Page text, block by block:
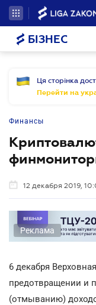
БІЗНЕС
Ця сторінка
Перейти на
Финансы
12 декабря 2019,
Реклама
6 декабря
предотвращении и
(отмыванию)